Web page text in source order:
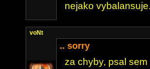
nejako
voNt
.. sorry
za chyby, psal